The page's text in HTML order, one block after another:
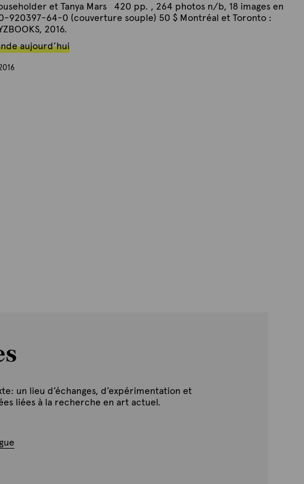
et Tanya Mars 420 pp. , 264 photos n/b, 18 images en
920397-64-0 (couverture souple) 50 $ Montréal et Toronto :
2016.
aujourd’hui
un lieu d’échanges, d’expérimentation et
liées à la recherche en art actuel.